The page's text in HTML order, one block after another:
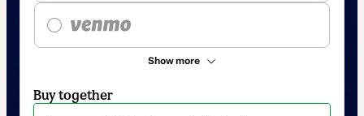
Show more
Buy together